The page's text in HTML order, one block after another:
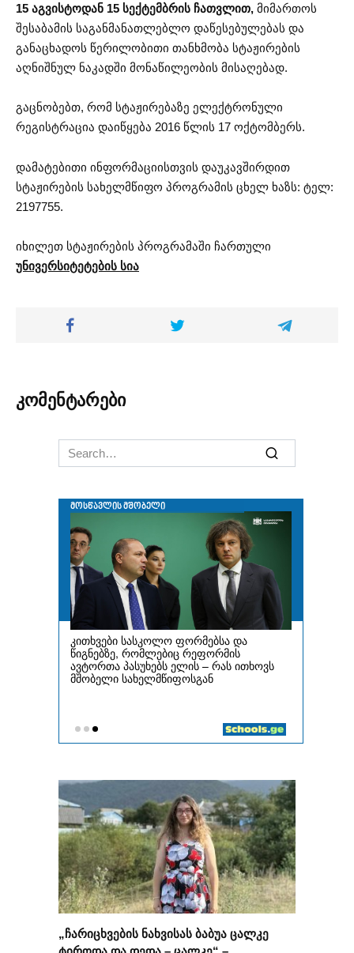
15 აგვისტოდან 15 სექტემბრის ჩათვლით, მიმართოს
შესაბამის საგანმანათლებლო დაწესებულებას და
განაცხადოს წერილობითი თანხმობა სტაჟირების
აღნიშნულ ნაკადში მონაწილეობის მისაღებად.
გაცნობებთ, რომ სტაჟირებაზე ელექტრონული
რეგისტრაცია დაიწყება 2016 წლის 17 ოქტომბერს.
დამატებითი ინფორმაციისთვის დაუკავშირდით
სტაჟირების სახელმწიფო პროგრამის ცხელ ხაზს: ტელ:
2197755.
იხილეთ სტაჟირების პროგრამაში ჩართული
უნივერსიტეტების სია
კომენტარები
Search
for:
„ჩარიცხვების ნახვისას ბაბუა ცალკე